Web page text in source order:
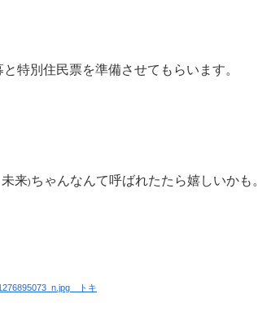
と特別住民票を準備させてもらいます。
来)ちゃんなんて呼ばれたたら嬉しいかも。